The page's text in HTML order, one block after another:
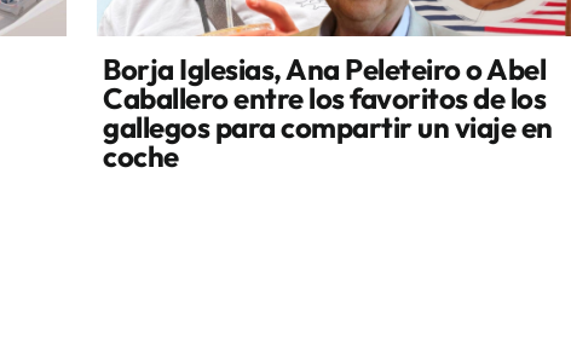
Borja Iglesias, Ana Peleteiro o Abel
Caballero entre los favoritos de los
gallegos para compartir un viaje en
coche